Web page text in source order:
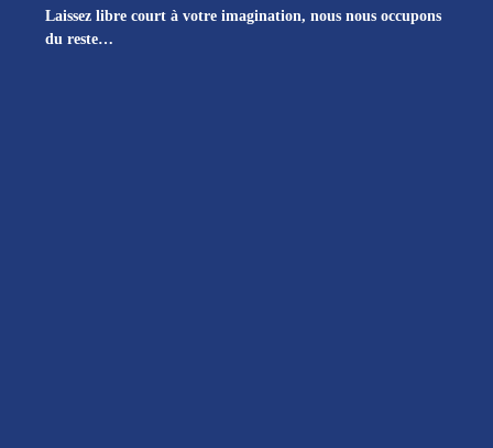
Laissez libre court à votre imagination, nous nous occupons
du reste…